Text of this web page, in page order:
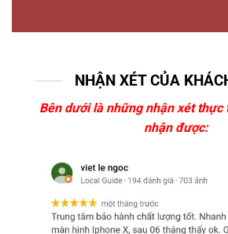
NHẬN XÉT CỦA
Bên dưới là những nhận xét thực
nhận được: